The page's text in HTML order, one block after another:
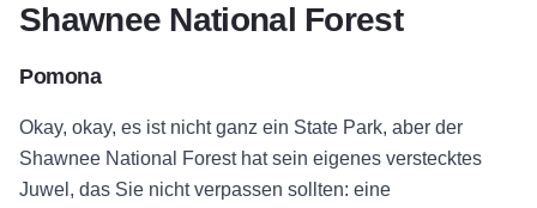
Shawnee National Forest
Pomona
Okay, okay, es ist nicht ganz ein State Park, aber der
Shawnee National Forest hat sein eigenes verstecktes
Juwel, das Sie nicht verpassen sollten: eine